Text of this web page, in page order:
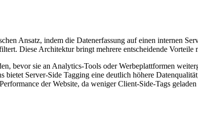
Ansatz, indem die Datenerfassung auf einen internen
Diese Architektur bringt mehrere entscheidende Vorteile
bevor sie an Analytics-Tools oder Werbeplattformen
Server-Side Tagging eine deutlich höhere
der Website, da weniger Client-Side-Tags